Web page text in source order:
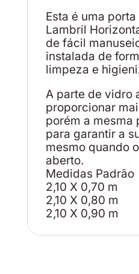
Esta é uma
Lambril
de fácil
instalada de
limpeza e
A parte de vidro
proporcionar
porém a mesma
para garantir a
mesmo quando
aberto.
Medidas Padrão
2,10 X 0,70 m
2,10 X 0,80 m
2,10 X 0,90 m